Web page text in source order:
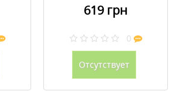
619 грн
0
Отсутствует